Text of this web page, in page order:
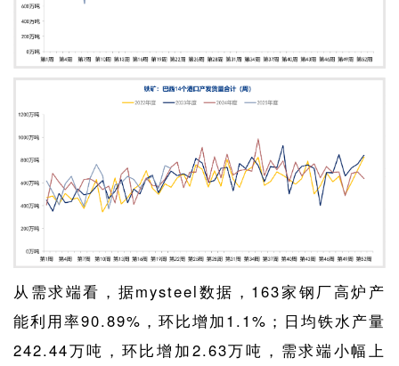
从需求端看，据mysteel数据，163家钢厂高炉产
能利用率90.89%，环比增加1.1%；日均铁水产量
242.44万吨，环比增加2.63万吨，需求端小幅上